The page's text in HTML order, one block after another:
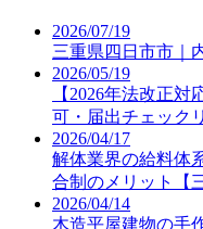
2026/07/19
三重県四日市市｜
2026/05/19
【2026年法改正
可・届出チェック
2026/04/17
解体業界の給料体
合制のメリット【
2026/04/14
木造平屋建物の手